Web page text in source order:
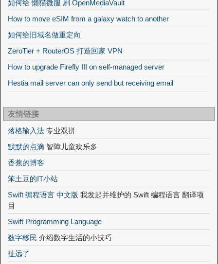
如何给 懒猫微服 刷 OpenMediaVault
How to move eSIM from a galaxy watch to another
如何给旧域名做重定向
ZeroTier + RouterOS 打造回家 VPN
How to upgrade Firefly III on self-managed server
Hestia mail server can only send but receiving email
友情链接
落格输入法 专业双拼
默默的点滴 智障儿童欢乐多
香蕉的博客
笨土豆的IT小站
Swift 编程语言 中文版 我发起并维护的 Swift 编程语言 翻译项
目
Swift Programming Language
数字移民 介绍数字生活的小技巧
扯远了